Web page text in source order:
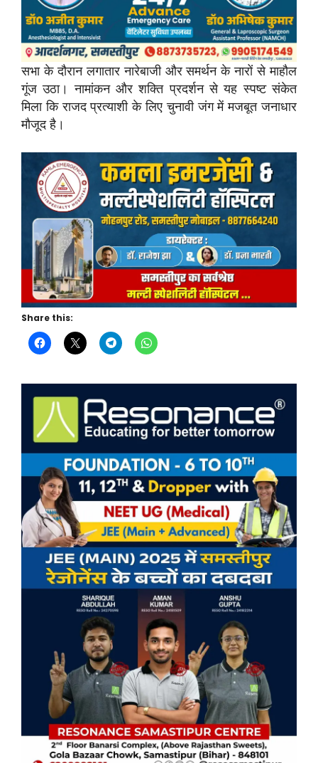
सभा के दौरान लगातार नारेबाजी और समर्थन के नारों से माहौल
गूंज उठा। नामांकन और शक्ति प्रदर्शन से यह स्पष्ट संकेत
मिला कि राजद प्रत्याशी के लिए चुनावी जंग में मजबूत जनाधार
मौजूद है।
Share this: